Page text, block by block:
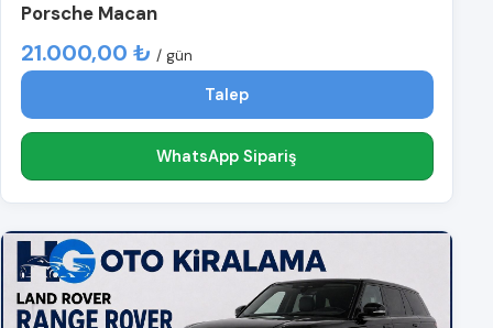
Porsche Macan
21.000,00 ₺ / gün
Talep
WhatsApp Sipariş